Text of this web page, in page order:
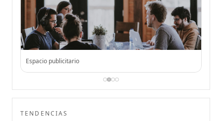
Espacio publicitario
TENDENCIAS